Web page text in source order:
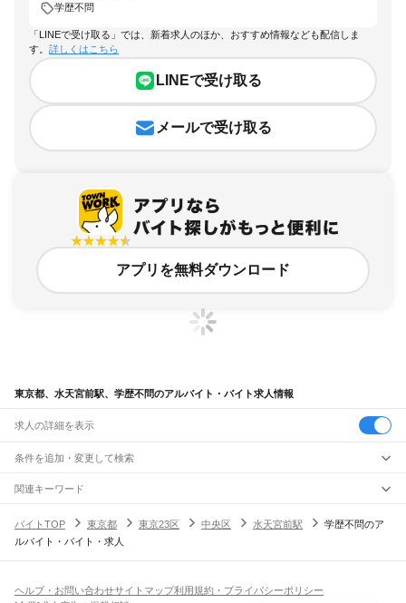
学歴不問
「LINEで受け取る」では、新着求人のほか、おすすめ情報なども配信しま
す。 詳しくはこちら
LINEで受け取る
メールで受け取る
アプリを無料ダウンロード
東京都、水天宮前駅、学歴不問のアルバイト・バイト求人情報
求人の詳細を表示
条件を追加・変更して検索
市区町村を追加・変更
東京都すべて
東京23区 すべて
江戸川区
駅を追加・変更
JR山手線
職種を追加・変更
飲食・フードサービスすべて
関連キーワード
バイトTOP
東京都 東京23区 中央区 水天宮前駅
学歴不問のア
ルバイト・バイト・求人
ヘルプ・お問い合わせサイトマップ利用規約・プライバシーポリシー